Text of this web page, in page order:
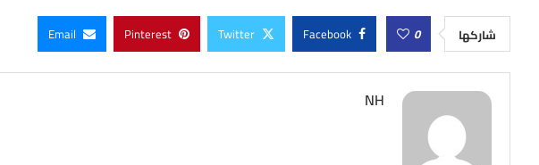
شاركها 0
Facebook
Twitter
Pinterest
Email
NH